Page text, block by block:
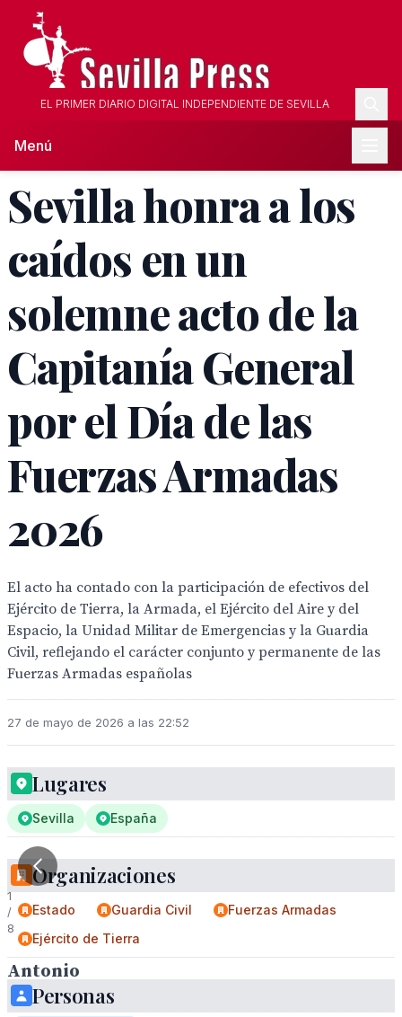
EL PRIMER DIARIO DIGITAL INDEPENDIENTE DE SEVILLA
Menú
Sevilla honra a los
caídos en un
solemne acto de la
Capitanía General
por el Día de las
Fuerzas Armadas
2026
El acto ha contado con la participación de efectivos del
Ejército de Tierra, la Armada, el Ejército del Aire y del
Espacio, la Unidad Militar de Emergencias y la Guardia
Civil, reflejando el carácter conjunto y permanente de las
Fuerzas Armadas españolas
27 de mayo de 2026 a las 22:52
1
/
8
Antonio
Rendón
Lugares
Sevilla España
Organizaciones
Estado Guardia Civil
Fuerzas Armadas
Ejército de Tierra
Personas